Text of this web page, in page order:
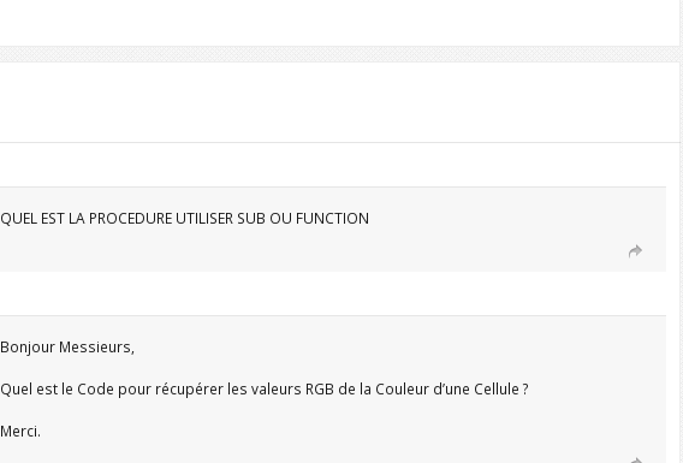
QUEL EST LA PROCEDURE UTILISER SUB OU FUNCTION
Bonjour Messieurs,
Quel est le Code pour récupérer les valeurs RGB de la Couleur d’une Cellule ?
Merci.